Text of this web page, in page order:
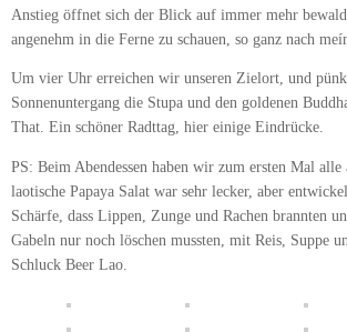
Anstieg öffnet sich der Blick auf immer mehr
angenehm in die Ferne zu schauen, so ganz nach
Um vier Uhr erreichen wir unseren Zielort, und
Sonnenuntergang die Stupa und den goldenen
That. Ein schöner Radttag, hier einige Eindrücke.
PS: Beim Abendessen haben wir zum ersten Mal alle
laotische Papaya Salat war sehr lecker, aber
Schärfe, dass Lippen, Zunge und Rachen brannten
Gabeln nur noch löschen mussten, mit Reis, Suppe
Schluck Beer Lao.